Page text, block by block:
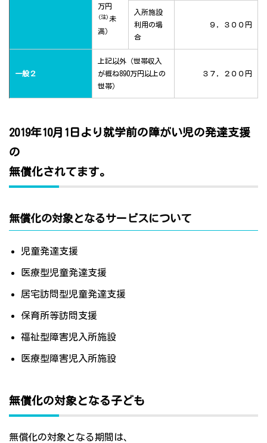
万円
(注) 未
満）
入所施設
利用の場
合
９，３００円
一般２
上記以外（世帯収入
が概ね890万円以上の
世帯）
３７，２００円
2019年10月1日より就学前の障がい児の発達支援
の
無償化されてます。
無償化の対象となるサービスについて
児童発達支援
医療型児童発達支援
居宅訪問型児童発達支援
保育所等訪問支援
福祉型障害児入所施設
医療型障害児入所施設
無償化の対象となる子ども
無償化の対象となる期間は、